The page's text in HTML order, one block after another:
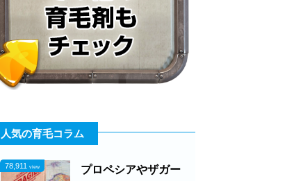
人気の育毛コラム
78,911 view
プロペシアやザガー